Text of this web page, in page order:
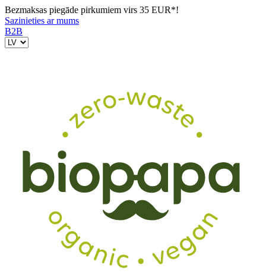
Bezmaksas piegāde pirkumiem virs 35 EUR*!
Sazinieties ar mums
B2B